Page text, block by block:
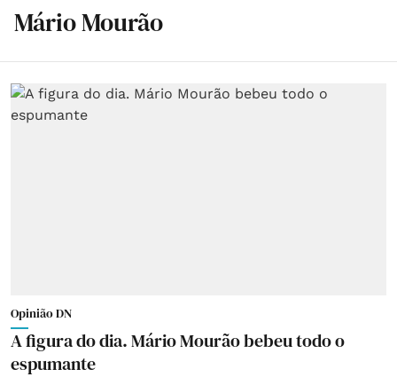
Mário Mourão
Opinião DN
A figura do dia. Mário Mourão bebeu todo o
espumante